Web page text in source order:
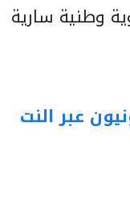
وطنية سارية
عبر النت